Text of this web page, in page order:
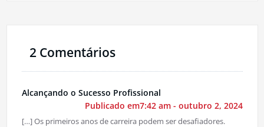
2 Comentários
Alcançando o Sucesso Profissional
Publicado em7:42 am - outubro 2, 2024
[…] Os primeiros anos de carreira podem ser desafiadores.